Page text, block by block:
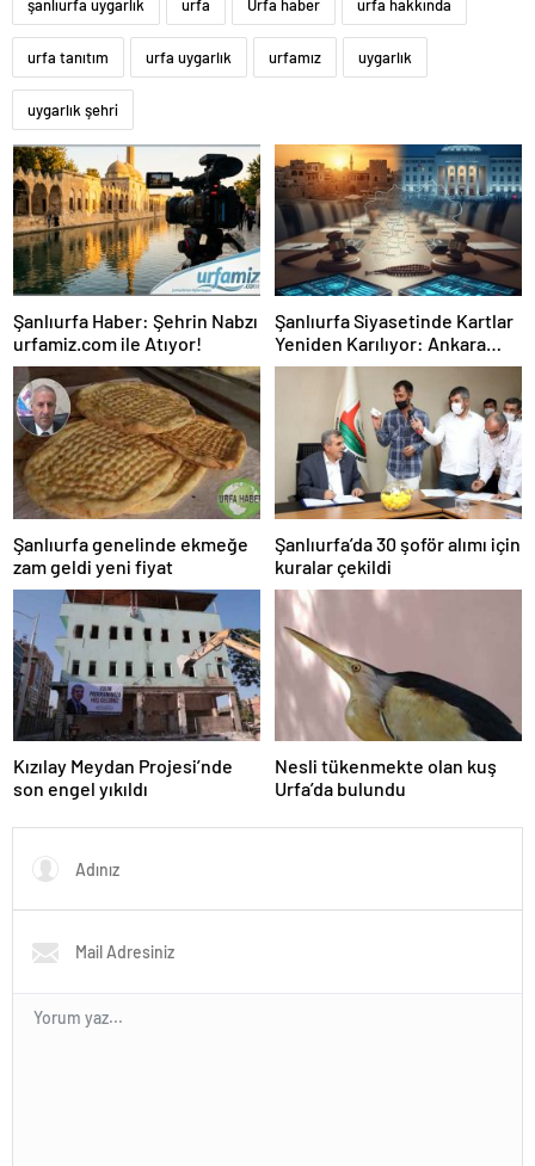
şanlıurfa uygarlık urfa Urfa haber urfa hakkında
urfa tanıtım urfa uygarlık urfamız uygarlık
uygarlık şehri
Şanlıurfa Haber: Şehrin Nabzı
urfamiz.com ile Atıyor!
Şanlıurfa Siyasetinde Kartlar
Yeniden Karılıyor: Ankara
Kulislere Ne Mesaj Gönderdi?
Şanlıurfa genelinde ekmeğe
zam geldi yeni fiyat
Şanlıurfa’da 30 şoför alımı için
kuralar çekildi
Kızılay Meydan Projesi’nde
son engel yıkıldı
Nesli tükenmekte olan kuş
Urfa’da bulundu